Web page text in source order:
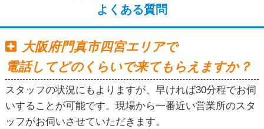
よくある質問
大阪府門真市四宮エリアで
電話してどのくらいで来てもらえますか？
スタッフの状況にもよりますが、早ければ30分程でお伺
いすることが可能です。現場から一番近い営業所のスタ
ッフがお伺いさせていただきます。